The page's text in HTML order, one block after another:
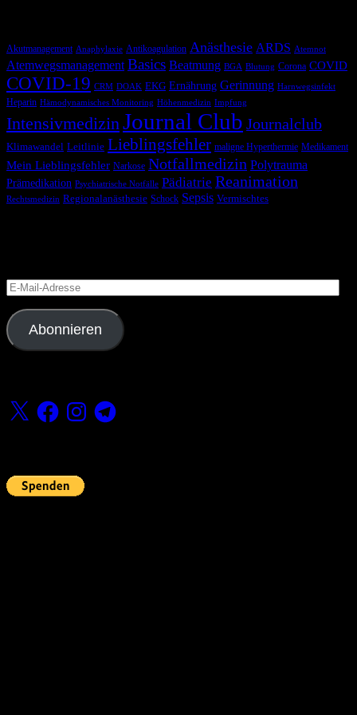
Akutmanagement Anaphylaxie Antikoagulation Anästhesie ARDS Atemnot
Atemwegsmanagement Basics Beatmung BGA Blutung Corona COVID
COVID-19 CRM DOAK EKG Ernährung Gerinnung Harnwegsinfekt
Heparin Hämodynamisches Monitoring Höhenmedizin Impfung
Intensivmedizin Journal Club Journalclub
Klimawandel Leitlinie Lieblingsfehler maligne Hyperthermie Medikament
Mein Lieblingsfehler Narkose Notfallmedizin Polytrauma
Prämedikation Psychiatrische Notfälle Pädiatrie Reanimation
Rechtsmedizin Regionalanästhesie Schock Sepsis Vermischtes
E-
Mail-
Adresse
Abonnieren
X FacebookInstagramTelegram